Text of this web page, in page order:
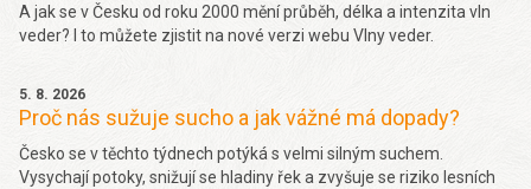
A jak se v Česku od roku 2000 mění průběh, délka a intenzita vln
veder? I to můžete zjistit na nové verzi webu Vlny veder.
5. 8. 2026
Proč nás sužuje sucho a jak vážné má dopady?
Česko se v těchto týdnech potýká s velmi silným suchem.
Vysychají potoky, snižují se hladiny řek a zvyšuje se riziko lesních